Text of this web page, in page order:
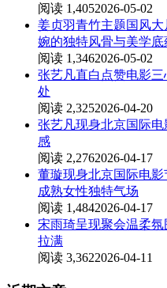
阅读 1,4052026-05-02
姜贞羽青竹主题国风
婉的独特风骨与美学
阅读 1,3462026-05-02
张艺凡直白点赞电影
处
阅读 2,3252026-04-20
张艺凡现身北京国际
感
阅读 2,2762026-04-17
董璇现身北京国际电
成熟女性独特气场
阅读 1,4842026-04-17
宋雨琦呈现聚会温柔
拉满
阅读 3,3622026-04-11